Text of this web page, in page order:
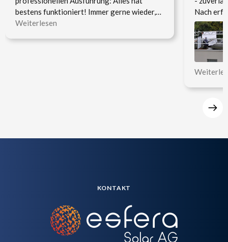
bestens funktioniert! Immer gerne wieder,
vielen Dank!
Weiterlesen
Nach
esfera
noch
KONTAKT